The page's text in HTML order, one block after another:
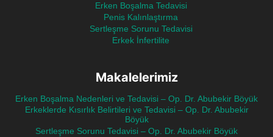
Erken Boşalma Tedavisi
Penis Kalınlaştırma
Sertleşme Sorunu Tedavisi
Erkek İnfertilite
Makalelerimiz
Erken Boşalma Nedenleri ve Tedavisi – Op. Dr. Abubekir Böyük
Erkeklerde Kısırlık Belirtileri ve Tedavisi – Op. Dr. Abubekir
Böyük
Sertleşme Sorunu Tedavisi – Op. Dr. Abubekir Böyük